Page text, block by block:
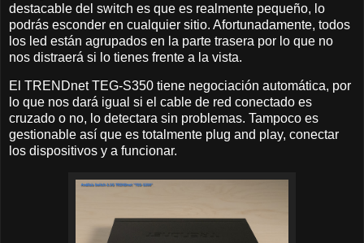
destacable del switch es que es realmente pequeño, lo
podrás esconder en cualquier sitio. Afortunadamente, todos
los led están agrupados en la parte trasera por lo que no
nos distraerá si lo tienes frente a la vista.
El TRENDnet TEG-S350 tiene negociación automática, por
lo que nos dará igual si el cable de red conectado es
cruzado o no, lo detectara sin problemas. Tampoco es
gestionable así que es totalmente plug and play, conectar
los dispositivos y a funcionar.